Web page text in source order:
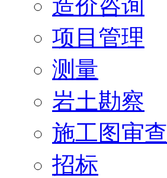
造价咨询
项目管理
测量
岩土勘察
施工图审查
招标